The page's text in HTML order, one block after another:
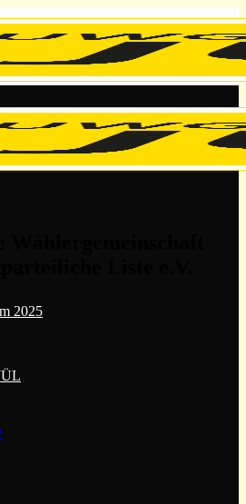
Wählergemeinschaft
2025